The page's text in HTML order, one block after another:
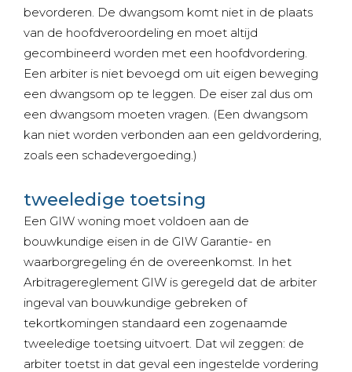
bevorderen. De dwangsom komt niet in de plaats
van de hoofdveroordeling en moet altijd
gecombineerd worden met een hoofdvordering.
Een arbiter is niet bevoegd om uit eigen beweging
een dwangsom op te leggen. De eiser zal dus om
een dwangsom moeten vragen. (Een dwangsom
kan niet worden verbonden aan een geldvordering,
zoals een schadevergoeding.)
tweeledige toetsing
Een GIW woning moet voldoen aan de
bouwkundige eisen in de GIW Garantie- en
waarborgregeling én de overeenkomst. In het
Arbitragereglement GIW is geregeld dat de arbiter
ingeval van bouwkundige gebreken of
tekortkomingen standaard een zogenaamde
tweeledige toetsing uitvoert. Dat wil zeggen: de
arbiter toetst in dat geval een ingestelde vordering